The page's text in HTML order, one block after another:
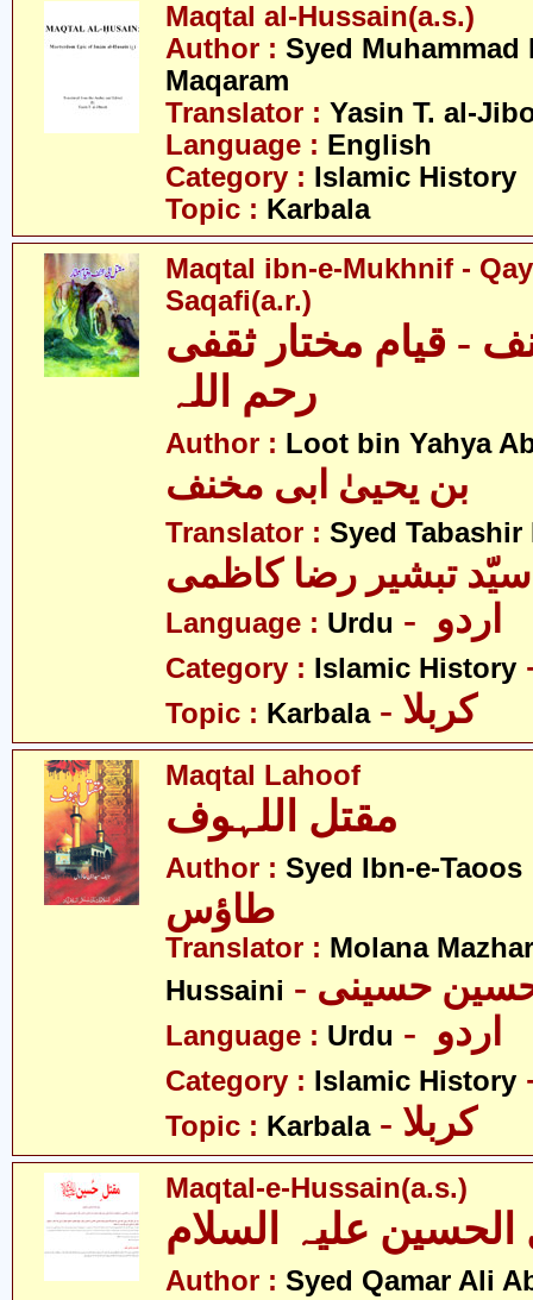
Maqtal al-Hussain(a.s.)
Author : Syed Muhammad
Maqaram
Translator : Yasin T. al-
Language : English
Category : Islamic History
Topic : Karbala
Maqtal ibn-e-Mukhnif -
Saqafi(a.r.)
- قیام مختار ثقفی
رحم اللہ
Author : Loot bin Yahya
بن یحییٰ ابی مخنف
Translator : Syed Tabashir
سیّد تبشیر رضا کاظمی
Language : Urdu
Category : Islamic History
Topic : Karbala - کربلا
Maqtal Lahoof
Author : Syed Ibn-e-Taoos
طاؤس
Translator : Molana
Hussaini
حسین حسینی
Language : Urdu
Category : Islamic History
Topic : Karbala - کربلا
Maqtal-e-Hussain(a.s.)
الحسین علیہ السلام
Author : Syed Qamar Ali